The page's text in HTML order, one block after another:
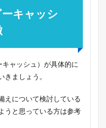
キャッシ
ャッシュ）が具体的に
きましょう。
えについて検討している
うと思っている方は参考